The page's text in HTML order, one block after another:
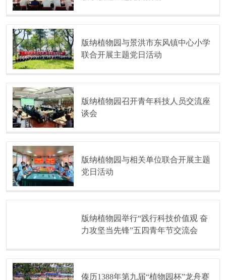
版纳植物园与景洪市东风镇中心小学
联合开展主题党日活动
版纳植物园召开青年科技人员交流座
谈会
版纳植物园与相关单位联合开展主题
党日活动
版纳植物园举行“践行科技价值观 奋
力攻坚当先锋”五四青年节交流会
傣历1388年第九届“植物园杯”龙舟赛